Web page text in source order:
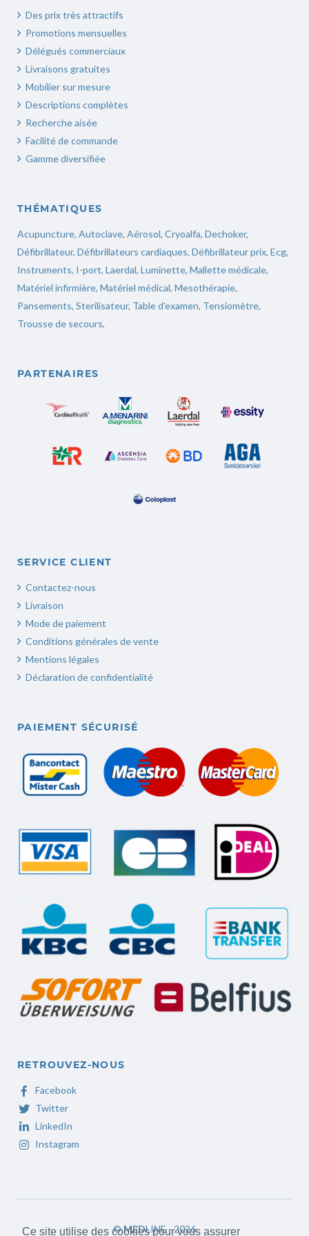
Ce site utilise des cookies pour vous assurer
Des prix très attractifs
Promotions mensuelles
Délégués commerciaux
Livraisons gratuites
Mobilier sur mesure
Descriptions complètes
Recherche aisée
Facilité de commande
Gamme diversifiée
THÉMATIQUES
Acupuncture, Autoclave, Aérosol, Cryoalfa, Dechoker,
Défibrillateur, Défibrillateurs cardiaques, Défibrillateur prix, Ecg,
Instruments, I-port, Laerdal, Luminette, Mallette médicale,
Matériel infirmière, Matériel médical, Mesothérapie,
Pansements, Sterilisateur, Table d'examen, Tensiomètre,
Trousse de secours,
PARTENAIRES
SERVICE CLIENT
Contactez-nous
Livraison
Mode de paiement
Conditions générales de vente
Mentions légales
Déclaration de confidentialité
PAIEMENT SÉCURISÉ
RETROUVEZ-NOUS
Facebook
Twitter
LinkedIn
Instagram
©MEDLINE - 2026